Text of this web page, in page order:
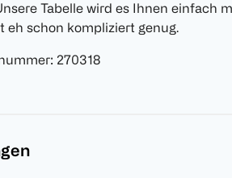
Tabelle wird es Ihnen einfach
eh schon kompliziert genug.
: 270318